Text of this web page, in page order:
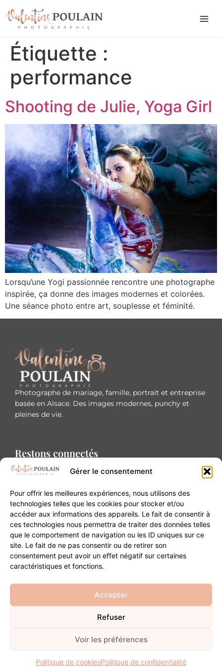
Gérer le consentement
Pour offrir les meilleures expériences, nous utilisons des
technologies telles que les cookies pour stocker et/ou
accéder aux informations des appareils. Le fait de consentir à
ces technologies nous permettra de traiter des données telles
que le comportement de navigation ou les ID uniques sur ce
site. Le fait de ne pas consentir ou de retirer son
consentement peut avoir un effet négatif sur certaines
caractéristiques et fonctions.
Accepter
Refuser
Voir les préférences
Politique de cookiesPolitique de confidentialité
Étiquette :
performance
Shooting de Julie, Yoga Girl
Lorsqu’une Yogi passionnée rencontre une photographe
inspirée, ça donne des images modernes et colorées.
Une séance photo entre art, souplesse et féminité.
Photographe de mariage, famille, portrait et entreprise
basée en Alsace. Des images modernes, punchy et
pleines de vie.
Restons connectés
Contact
20B Grand Rue 68180 Horbourg-Wihr
06 84 93 03 01
contact@valentinepoulain.com
Mentions légales· Politique de confidentialité
Développement